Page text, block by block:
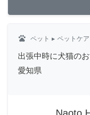
pets ペット ▸ ペットケア
出張中時に犬猫の
愛知県